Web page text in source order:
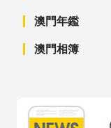
澳門年鑑
澳門相簿